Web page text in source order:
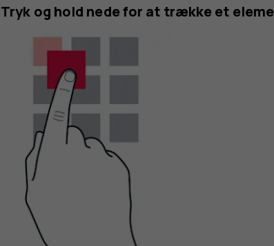
Tryk og hold nede for at trække et